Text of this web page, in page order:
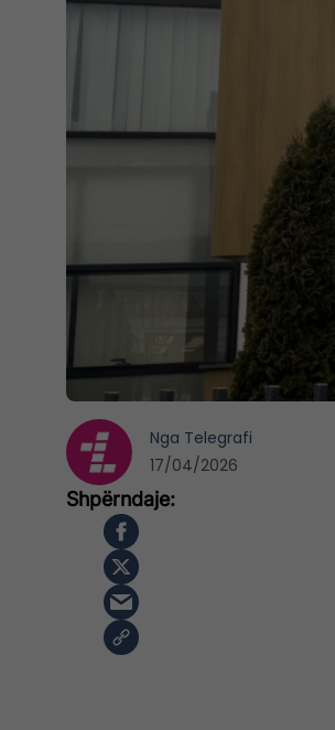
Nga Telegrafi
17/04/2026